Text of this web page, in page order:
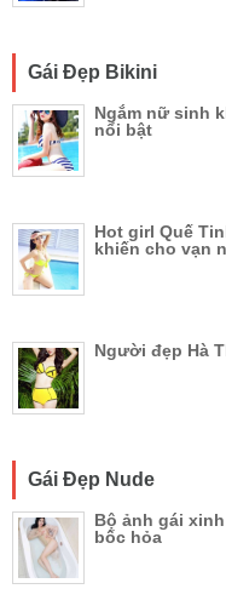
Gái Đẹp Bikini
Ngắm nữ sinh
nổi bật
Hot girl Quế
khiến cho vạn
Người đẹp Hà
Gái Đẹp Nude
Bộ ảnh gái
bốc hỏa